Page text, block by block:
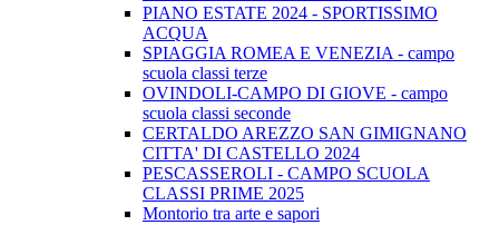
PIANO ESTATE 2024 - SPORTISSIMO
ACQUA
SPIAGGIA ROMEA E VENEZIA - campo
scuola classi terze
OVINDOLI-CAMPO DI GIOVE - campo
scuola classi seconde
CERTALDO AREZZO SAN GIMIGNANO
CITTA' DI CASTELLO 2024
PESCASSEROLI - CAMPO SCUOLA
CLASSI PRIME 2025
Montorio tra arte e sapori